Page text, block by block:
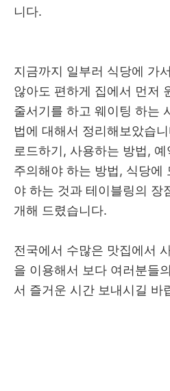
니다.
지금까지 일부러 식당에 가
않아도 편하게 집에서 먼저
줄서기를 하고 웨이팅 하는
법에 대해서 정리해보았습
로드하기, 사용하는 방법,
주의해야 하는 방법, 식당에
야 하는 것과 테이블링의 장
개해 드렸습니다.
전국에서 수많은 맛집에서
을 이용해서 보다 여러분들
서 즐거운 시간 보내시길 바